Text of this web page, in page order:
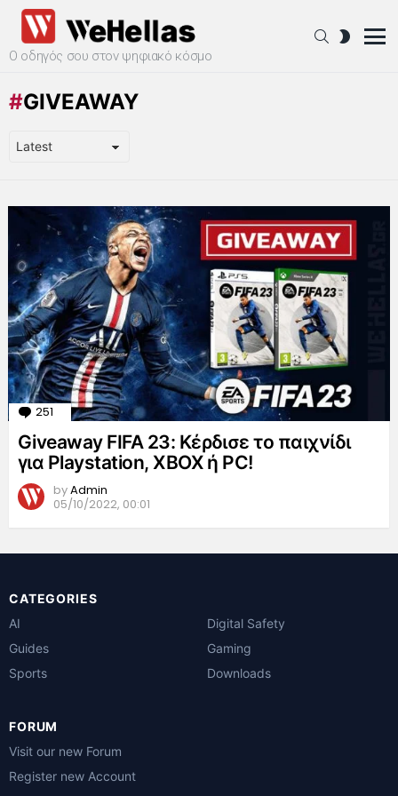
Ο οδηγός σου στον ψηφιακό κόσμο
SEARCHSWITCH
GIVEAWAY
LATEST
STORIES
251 Comments
Giveaway FIFA 23: Κέρδισε το παιχνίδι
για Playstation, XBOX ή PC!
byAdmin
05/10/2022, 00:01
CATEGORIES
AI
Digital Safety
Guides
Gaming
Sports
Downloads
FORUM
Visit our new Forum
Register new Account